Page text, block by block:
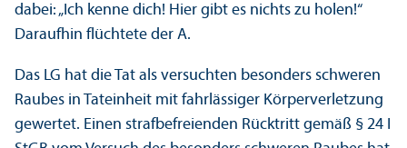
dabei: „Ich kenne dich! Hier gibt es nichts zu holen!“
Daraufhin flüchtete der A.
Das LG hat die Tat als versuchten besonders schweren
Raubes in Tateinheit mit fahrlässiger Körperverletzung
gewertet. Einen strafbefreienden Rücktritt gemäß § 24 I